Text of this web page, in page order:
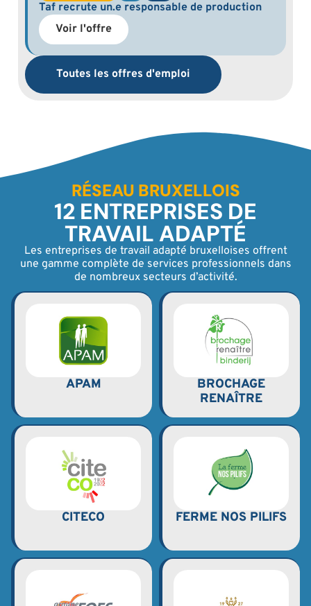
Taf recrute un.e responsable de production
Voir l'offre
Toutes les offres d'emploi
RÉSEAU BRUXELLOIS
12 ENTREPRISES DE
TRAVAIL ADAPTÉ
Les entreprises de travail adapté bruxelloises offrent
une gamme complète de services professionnels dans
de nombreux secteurs d’activité.
APAM
BROCHAGE
RENAÎTRE
CITECO FERME NOS PILIFS